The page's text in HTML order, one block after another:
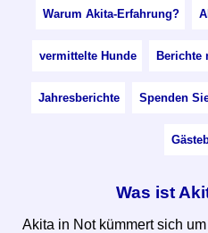
Warum Akita-Erfahrung?
vermittelte Hunde Berichte
Jahresberichte Spenden
Was ist
Akita in Not kümmert sich